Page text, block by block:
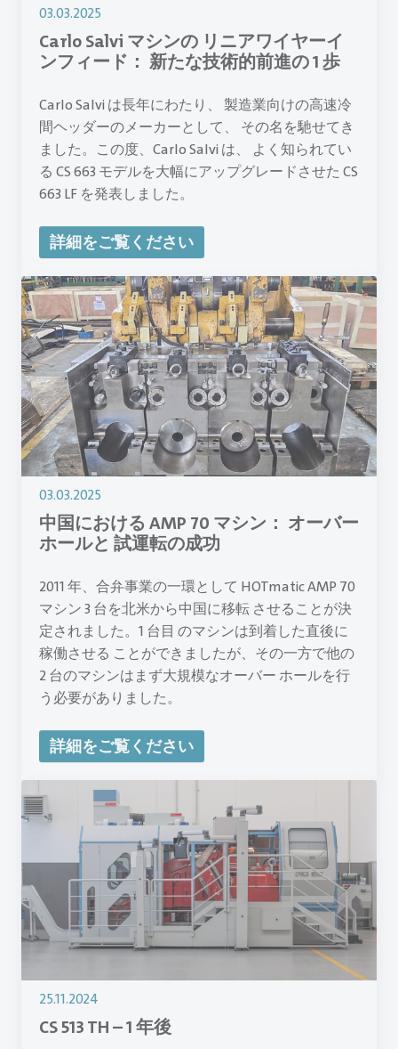
03.03.2025
Carlo Salvi マシンの リニアワイヤーイ
ンフィード： 新たな技術的前進の 1 歩
Carlo Salvi は長年にわたり、 製造業向けの高速冷
間ヘッダーのメーカーとして、 その名を馳せてき
ました。この度、Carlo Salvi は、 よく知られてい
る CS 663 モデルを大幅にアップグレードさせた CS
663 LF を発表しました。
詳細をご覧ください
03.03.2025
中国における AMP 70 マシン： オーバー
ホールと 試運転の成功
2011 年、合弁事業の一環として HOTmatic AMP 70
マシン 3 台を北米から中国に移転 させることが決
定されました。1 台目 のマシンは到着した直後に
稼働させる ことができましたが、その一方で他の
2 台のマシンはまず大規模なオーバー ホールを行
う必要がありました。
詳細をご覧ください
25.11.2024
CS 513 TH – 1 年後